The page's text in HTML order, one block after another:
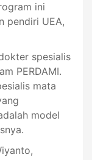
ini
pendiri UEA,
spesialis
PERDAMI.
mata
model